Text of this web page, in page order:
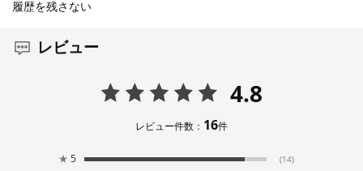
履歴を残さない
レビュー
4.8
レビュー件数： 16件
★ 5 (14)